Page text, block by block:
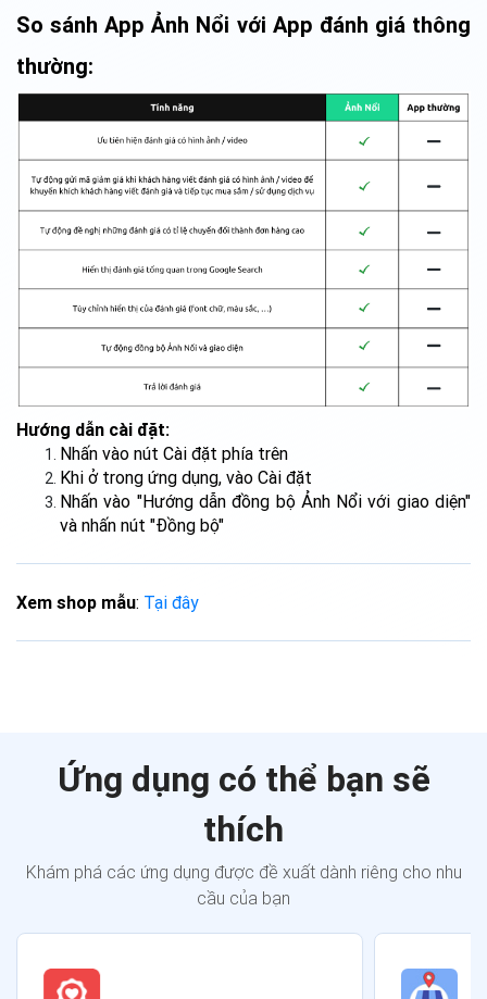
So sánh App Ảnh Nổi với App đánh giá thông
thường:
Hướng dẫn cài đặt:
Nhấn vào nút Cài đặt phía trên
Khi ở trong ứng dụng, vào Cài đặt
Nhấn vào "Hướng dẫn đồng bộ Ảnh Nổi với giao diện"
và nhấn nút "Đồng bộ"
Xem shop mẫu: Tại đây
Ứng dụng có thể bạn sẽ
thích
Khám phá các ứng dụng được đề xuất dành riêng cho nhu
cầu của bạn